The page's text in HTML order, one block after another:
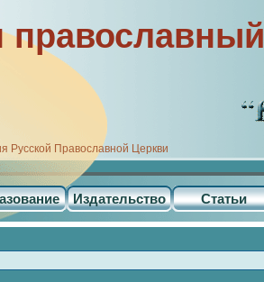
православный
Русской Православной Церкви
Издательство Статьи